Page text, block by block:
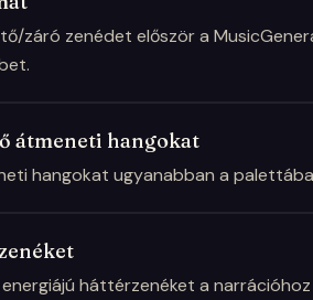
záró zenédet először a
átmeneti hangokat
hangokat ugyanabban a
háttérzenéket a